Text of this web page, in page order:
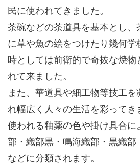
民に使われてきました。
茶碗などの茶道具を基本とし
に草や魚の絵をつけたり幾何学
時としては前衛的で奇抜な焼物
れて来ました。
また、華道具や細工物等技工を
れ幅広く人々の生活を彩ってき
使われる釉薬の色や掛け具合
部・織部黒・鳴海織部・黒織部
などに分類されます。